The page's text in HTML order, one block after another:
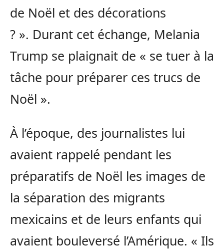
de Noël et des décorations
? ». Durant cet échange, Melania
Trump se plaignait de « se tuer à la
tâche pour préparer ces trucs de
Noël ».
À l’époque, des journalistes lui
avaient rappelé pendant les
préparatifs de Noël les images de
la séparation des migrants
mexicains et de leurs enfants qui
avaient bouleversé l’Amérique. « Ils